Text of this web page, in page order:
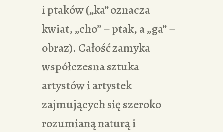
i ptaków („ka” oznacza
kwiat, „cho” – ptak, a „ga” –
obraz). Całość zamyka
współczesna sztuka
artystów i artystek
zajmujących się szeroko
rozumianą naturą i